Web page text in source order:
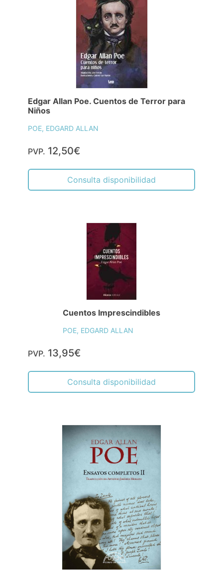
Edgar Allan Poe. Cuentos de Terror para
Niños
POE, EDGARD ALLAN
PVP. 12,50€
Consulta disponibilidad
Cuentos Imprescindibles
POE, EDGARD ALLAN
PVP. 13,95€
Consulta disponibilidad